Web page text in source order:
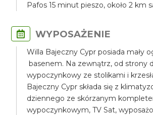
Pafos 15 minut pieszo, około 2 km
WYPOSAŻENIE
Willa Bajeczny Cypr posiada mały
basenem. Na zewnątrz, od strony
wypoczynkowy ze stolikami i
Bajeczny Cypr składa się z
dziennego ze skórzanym
wypoczynkowym, TV Sat,